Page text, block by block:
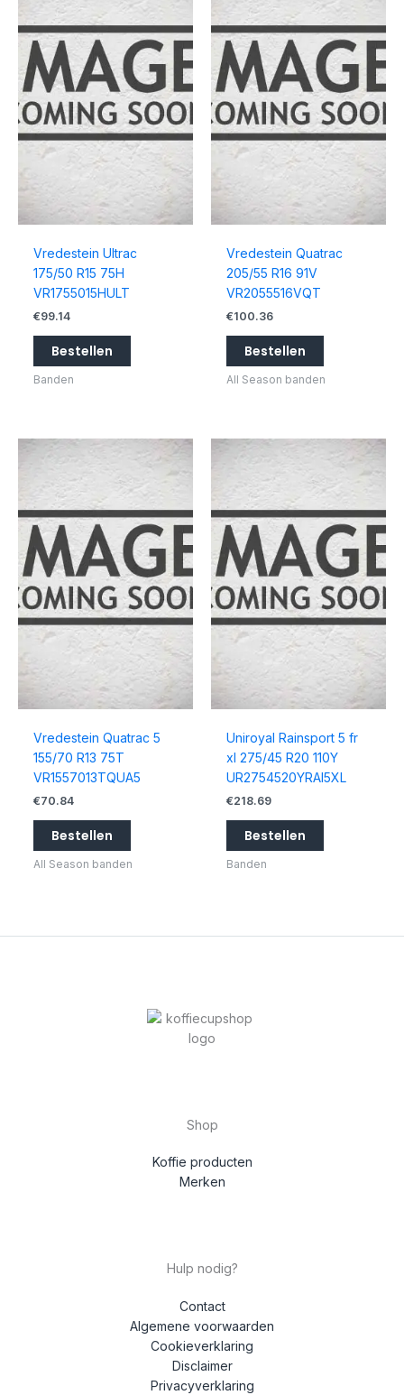
Vredestein Ultrac
175/50 R15 75H
VR1755015HULT
€99.14
Bestellen
Banden
Vredestein Quatrac
205/55 R16 91V
VR2055516VQT
€100.36
Bestellen
All Season banden
Vredestein Quatrac 5
155/70 R13 75T
VR1557013TQUA5
€70.84
Bestellen
All Season banden
Uniroyal Rainsport 5 fr
xl 275/45 R20 110Y
UR2754520YRAI5XL
€218.69
Bestellen
Banden
Shop
Koffie producten
Merken
Hulp nodig?
Contact
Algemene voorwaarden
Cookieverklaring
Disclaimer
Privacyverklaring